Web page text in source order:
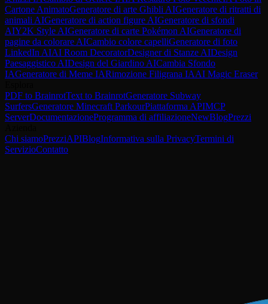
Cartone AnimatoGeneratore di arte Ghibli AIGeneratore di ritratti di
animali AIGeneratore di action figure AIGeneratore di sfondi
AIY2K Style AIGeneratore di carte Pokémon AIGeneratore di
pagine da colorare AICambio colore capelliGeneratore di foto
LinkedIn AIAI Room DecoratorDesigner di Stanze AIDesign
Paesaggistico AIDesign del Giardino AICambia Sfondo
IAGeneratore di Meme IARimozione Filigrana IAAI Magic Eraser
PDF to BrainrotText to BrainrotGeneratore Subway
SurfersGeneratore Minecraft ParkourPiattaforma APIMCP
ServerDocumentazioneProgramma di affiliazioneNewBlogPrezzi
Chi siamoPrezziAPIBlogInformativa sulla PrivacyTermini di
ServizioContatto